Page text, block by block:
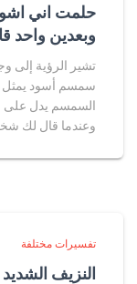
حلمت اني
وبعدين واحد
تشير الرؤية إلى
سمسم أسود يمثل
السمسم يدل على
وعندما قال لك
تفسيرات مختلفة
النزيف